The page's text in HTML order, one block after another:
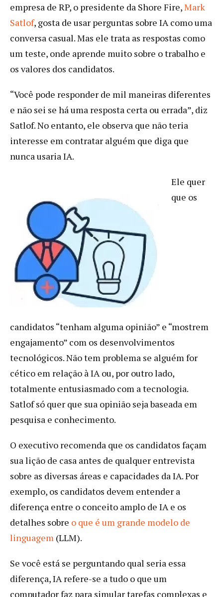
empresa de RP, o presidente da Shore Fire,Mark
Satlof, gosta de usar perguntas sobre IA como uma
conversa casual. Mas ele trata as respostas como
um teste, onde aprende muito sobre o trabalho e
os valores dos candidatos.
“Você pode responder de mil maneiras diferentes
e não sei se há uma resposta certa ou errada”, diz
Satlof. No entanto, ele observa que não teria
interesse em contratar alguém que diga que
nunca usaria IA.
Ele quer
que os
candidatos “tenham alguma opinião” e “mostrem
engajamento” com os desenvolvimentos
tecnológicos. Não tem problema se alguém for
cético em relação à IA ou, por outro lado,
totalmente entusiasmado com a tecnologia.
Satlof só quer que sua opinião seja baseada em
pesquisa e conhecimento.
O executivo recomenda que os candidatos façam
sua lição de casa antes de qualquer entrevista
sobre as diversas áreas e capacidades da IA. Por
exemplo, os candidatos devem entender a
diferença entre o conceito amplo de IA e os
detalhes sobre o que é um grande modelo de
linguagem (LLM).
Se você está se perguntando qual seria essa
diferença, IA refere-se a tudo o que um
computador faz para simular tarefas complexas e